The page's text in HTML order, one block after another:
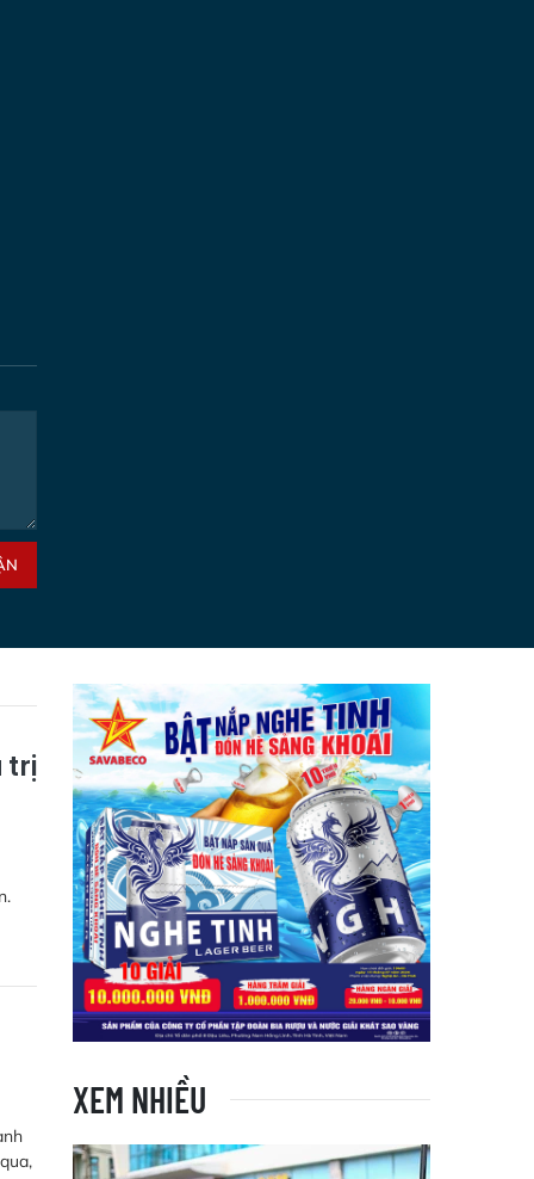
trị
XEM NHIỀU